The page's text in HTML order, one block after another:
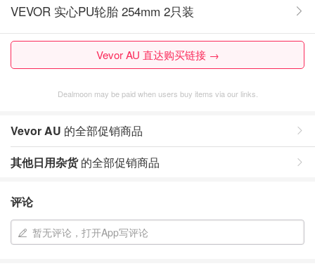
VEVOR 实心PU轮胎 254mm 2只装
Vevor AU 直达购买链接 →
Dealmoon may be paid when users buy items via our links.
Vevor AU 的全部促销商品
其他日用杂货的全部促销商品
评论
暂无评论，打开App写评论